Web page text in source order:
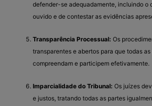
defender-se adequadamente, incluindo o
ouvido e de contestar as evidências
Transparência Processual: Os
transparentes e abertos para que todas as
compreendam e participem efetivamente.
Imparcialidade do Tribunal: Os juízes
e justos, tratando todas as partes